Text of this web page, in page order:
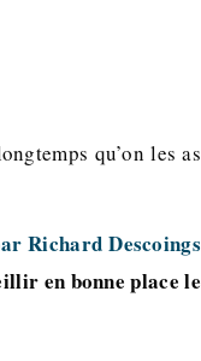
qu’on les as
Richard Descoings
en bonne place le